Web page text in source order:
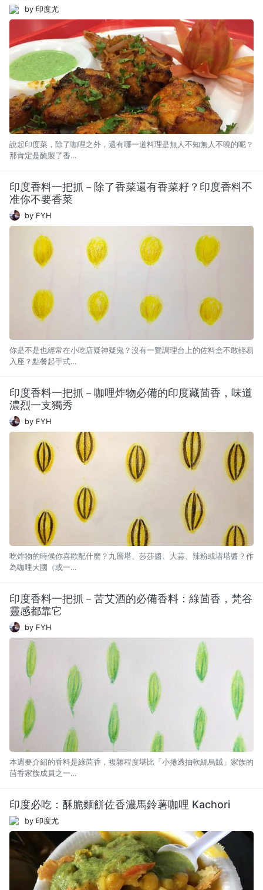
by 印度尤
說起印度菜，除了咖哩之外，還有哪一道料理是無人不知無人不曉的呢？
那肯定是醃製了香…
印度香料一把抓－除了香菜還有香菜籽？印度香料不
准你不要香菜
by FYH
你是不是也經常在小吃店疑神疑鬼？沒有一覽調理台上的佐料盒不敢輕易
入座？點餐起手式…
印度香料一把抓－咖哩炸物必備的印度藏茴香，味道
濃烈一支獨秀
by FYH
吃炸物的時候你喜歡配什麼？九層塔、莎莎醬、大蒜、辣粉或塔塔醬？作
為咖哩大國（或一…
印度香料一把抓－苦艾酒的必備香料：綠茴香，梵谷
靈感都靠它
by FYH
本週要介紹的香料是綠茴香，複雜程度堪比「小捲透抽軟絲烏賊」家族的
茴香家族成員之一…
印度必吃：酥脆麵餅佐香濃馬鈴薯咖哩 Kachori
by 印度尤